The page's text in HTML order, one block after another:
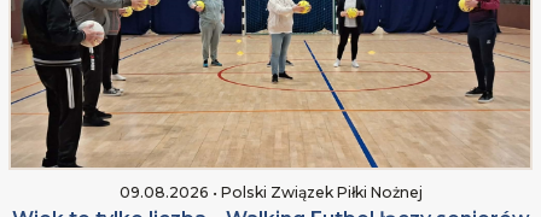
09.08.2026 • Polski Związek Piłki Nożnej